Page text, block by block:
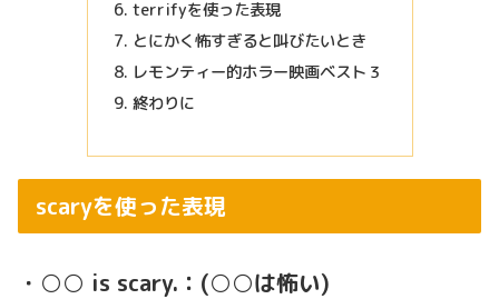
terrifyを使った表現
とにかく怖すぎると叫びたいとき
レモンティー的ホラー映画ベスト３
終わりに
scaryを使った表現
・○○ is scary.：(○○は怖い)